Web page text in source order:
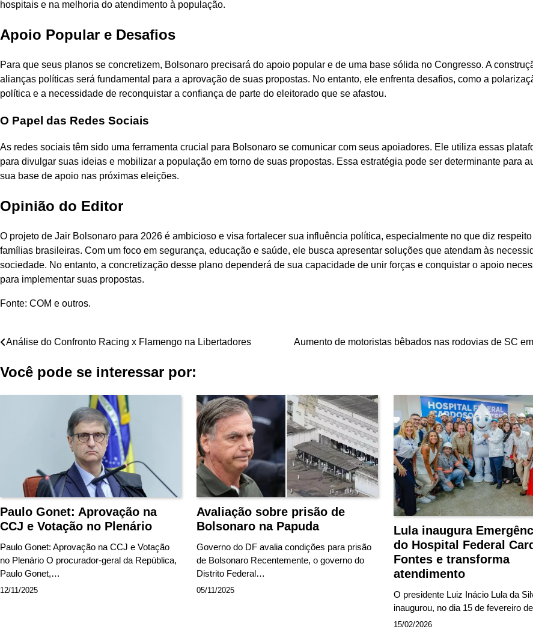
hospitais e na melhoria do atendimento à população.
Apoio Popular e Desafios
Para que seus planos se concretizem, Bolsonaro precisará do apoio popular e de uma base sólida no Congresso. A
alianças políticas será fundamental para a aprovação de suas propostas. No entanto, ele enfrenta desafios, como a
política e a necessidade de reconquistar a confiança de parte do eleitorado que se afastou.
O Papel das Redes Sociais
As redes sociais têm sido uma ferramenta crucial para Bolsonaro se comunicar com seus apoiadores. Ele utiliza essas
para divulgar suas ideias e mobilizar a população em torno de suas propostas. Essa estratégia pode ser determinante para
sua base de apoio nas próximas eleições.
Opinião do Editor
O projeto de Jair Bolsonaro para 2026 é ambicioso e visa fortalecer sua influência política, especialmente no que diz
famílias brasileiras. Com um foco em segurança, educação e saúde, ele busca apresentar soluções que atendam às
sociedade. No entanto, a concretização desse plano dependerá de sua capacidade de unir forças e conquistar o apoio
para implementar suas propostas.
Fonte: COM e outros.
Navegação
de
Análise do Confronto Racing x Flamengo na Libertadores Aumento de motoristas bêbados nas rodovias de SC
Você pode se interessar por:
Paulo Gonet: Aprovação na
CCJ e Votação no Plenário
Paulo Gonet: Aprovação na CCJ e Votação
no Plenário O procurador-geral da República,
Paulo Gonet,…
12/11/2025
Avaliação sobre prisão de
Bolsonaro na Papuda
Governo do DF avalia condições para prisão
de Bolsonaro Recentemente, o governo do
Distrito Federal…
05/11/2025
Lula inaugura
do Hospital Federal
Fontes e transforma
atendimento
O presidente Luiz Inácio Lula da
inaugurou, no dia 15 de fevereiro
15/02/2026